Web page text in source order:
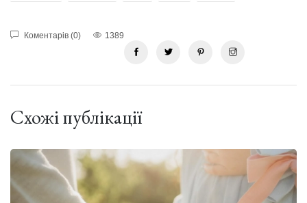
Коментарів (0) 1389
Схожі публікації